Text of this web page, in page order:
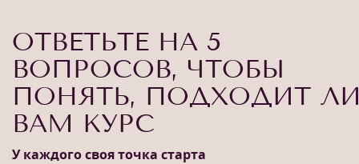
ОТВЕТЬТЕ НА 5
ВОПРОСОВ, ЧТОБЫ
ПОНЯТЬ, ПОДХОДИТ
ВАМ КУРС
У каждого своя точка старта